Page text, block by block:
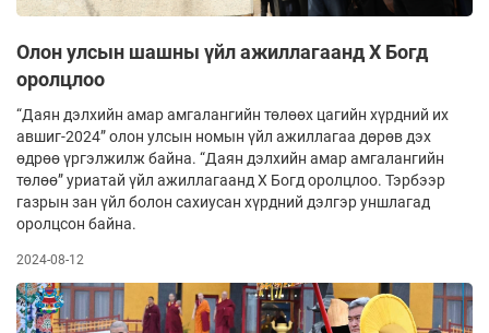
Олон улсын шашны үйл ажиллагаанд Х Богд
оролцлоо
“Даян дэлхийн амар амгалангийн төлөөх цагийн хүрдний их
авшиг-2024” олон улсын номын үйл ажиллагаа дөрөв дэх
өдрөө үргэлжилж байна. “Даян дэлхийн амар амгалангийн
төлөө” уриатай үйл ажиллагаанд X Богд оролцлоо. Тэрбээр
газрын зан үйл болон сахиусан хүрдний дэлгэр уншлагад
оролцсон байна.
2024-08-12